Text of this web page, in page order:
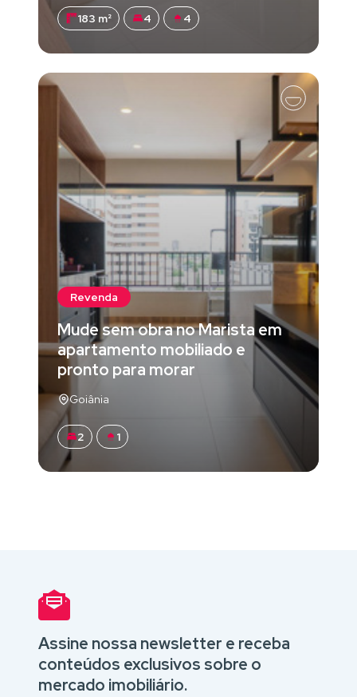
183 m² 4 4
Revenda
Mude sem obra no Marista em
apartamento mobiliado e
pronto para morar
Goiânia
2 1
Assine nossa newsletter e receba
conteúdos exclusivos sobre o
mercado imobiliário.